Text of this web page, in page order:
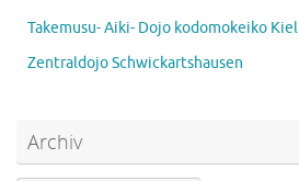
Takemusu- Aiki- Dojo kodomokeiko Kiel
Zentraldojo Schwickartshausen
Archiv